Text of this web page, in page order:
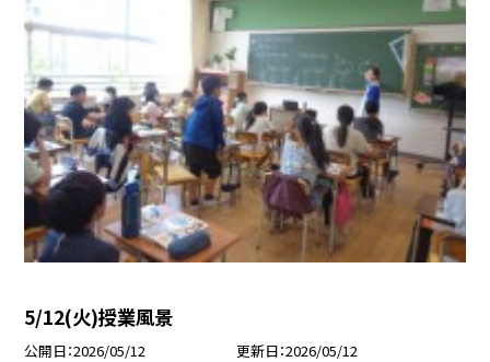
5/12(火)授業風景
公開日 2026/05/12 更新日 2026/05/12